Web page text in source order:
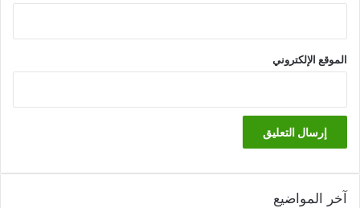
الموقع الإلكتروني
آخر المواضيع